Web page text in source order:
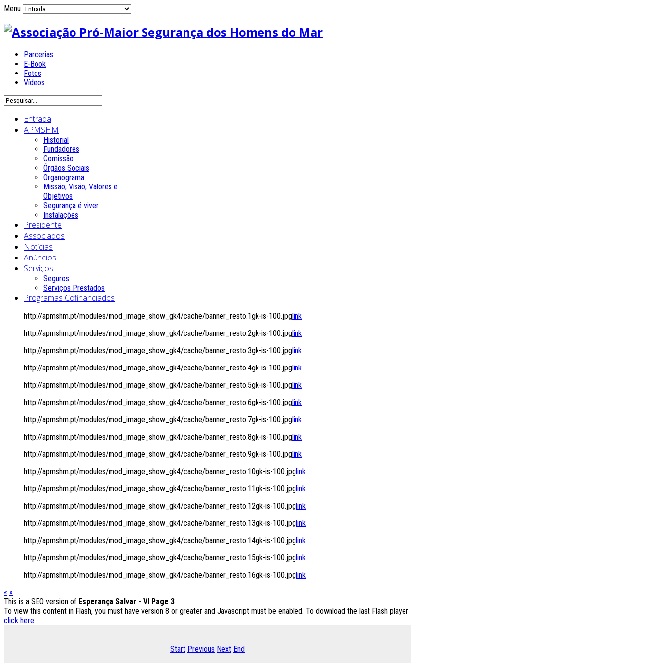
Menu
Parcerias
E-Book
Fotos
Vídeos
Entrada
APMSHM
Historial
Fundadores
Comissão
Órgãos Sociais
Organograma
Missão, Visão, Valores e
Objetivos
Segurança é viver
Instalações
Presidente
Associados
Notícias
Anúncios
Serviços
Seguros
Serviços Prestados
Programas Cofinanciados
http://apmshm.pt/modules/mod_image_show_gk4/cache/banner_resto.1gk-is-100.jpglink
http://apmshm.pt/modules/mod_image_show_gk4/cache/banner_resto.2gk-is-100.jpglink
http://apmshm.pt/modules/mod_image_show_gk4/cache/banner_resto.3gk-is-100.jpglink
http://apmshm.pt/modules/mod_image_show_gk4/cache/banner_resto.4gk-is-100.jpglink
http://apmshm.pt/modules/mod_image_show_gk4/cache/banner_resto.5gk-is-100.jpglink
http://apmshm.pt/modules/mod_image_show_gk4/cache/banner_resto.6gk-is-100.jpglink
http://apmshm.pt/modules/mod_image_show_gk4/cache/banner_resto.7gk-is-100.jpglink
http://apmshm.pt/modules/mod_image_show_gk4/cache/banner_resto.8gk-is-100.jpglink
http://apmshm.pt/modules/mod_image_show_gk4/cache/banner_resto.9gk-is-100.jpglink
http://apmshm.pt/modules/mod_image_show_gk4/cache/banner_resto.10gk-is-100.jpglink
http://apmshm.pt/modules/mod_image_show_gk4/cache/banner_resto.11gk-is-100.jpglink
http://apmshm.pt/modules/mod_image_show_gk4/cache/banner_resto.12gk-is-100.jpglink
http://apmshm.pt/modules/mod_image_show_gk4/cache/banner_resto.13gk-is-100.jpglink
http://apmshm.pt/modules/mod_image_show_gk4/cache/banner_resto.14gk-is-100.jpglink
http://apmshm.pt/modules/mod_image_show_gk4/cache/banner_resto.15gk-is-100.jpglink
http://apmshm.pt/modules/mod_image_show_gk4/cache/banner_resto.16gk-is-100.jpglink
« »
This is a SEO version of Esperança Salvar - VI Page 3
To view this content in Flash, you must have version 8 or greater and Javascript must be enabled. To download the last Flash player
click here
Start Previous Next End